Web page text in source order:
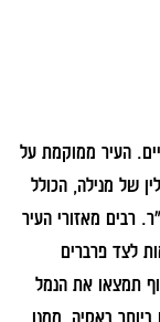
העיר ממוקמת על
של מנילה, הכולל
על שטח נרחב שקרוב ל־640 קמ"ר. רבים מאזורי העיר
לצד פרברים
תמצאו את הנמל
באסיה, ממנו